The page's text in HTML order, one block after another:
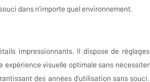
dans n'importe quel environnement.
impressionnants. Il dispose de réglages
expérience visuelle optimale sans nécessiter
des années d'utilisation sans souci.